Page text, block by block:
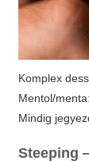
Komplex
Mentol/
Mindig
Steeping